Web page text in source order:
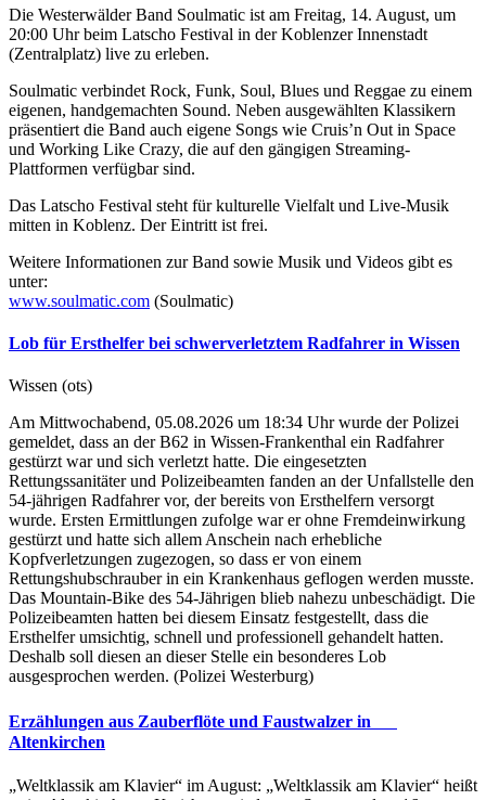
Die Westerwälder Band Soulmatic ist am Freitag, 14. August, um
20:00 Uhr beim Latscho Festival in der Koblenzer Innenstadt
(Zentralplatz) live zu erleben.
Soulmatic verbindet Rock, Funk, Soul, Blues und Reggae zu einem
eigenen, handgemachten Sound. Neben ausgewählten Klassikern
präsentiert die Band auch eigene Songs wie Cruis’n Out in Space
und Working Like Crazy, die auf den gängigen Streaming-
Plattformen verfügbar sind.
Das Latscho Festival steht für kulturelle Vielfalt und Live-Musik
mitten in Koblenz. Der Eintritt ist frei.
Weitere Informationen zur Band sowie Musik und Videos gibt es
unter:
www.soulmatic.com (Soulmatic)
Lob für Ersthelfer bei schwerverletztem Radfahrer in Wissen
Wissen (ots)
Am Mittwochabend, 05.08.2026 um 18:34 Uhr wurde der Polizei
gemeldet, dass an der B62 in Wissen-Frankenthal ein Radfahrer
gestürzt war und sich verletzt hatte. Die eingesetzten
Rettungssanitäter und Polizeibeamten fanden an der Unfallstelle den
54-jährigen Radfahrer vor, der bereits von Ersthelfern versorgt
wurde. Ersten Ermittlungen zufolge war er ohne Fremdeinwirkung
gestürzt und hatte sich allem Anschein nach erhebliche
Kopfverletzungen zugezogen, so dass er von einem
Rettungshubschrauber in ein Krankenhaus geflogen werden musste.
Das Mountain-Bike des 54-Jährigen blieb nahezu unbeschädigt. Die
Polizeibeamten hatten bei diesem Einsatz festgestellt, dass die
Ersthelfer umsichtig, schnell und professionell gehandelt hatten.
Deshalb soll diesen an dieser Stelle ein besonderes Lob
ausgesprochen werden. (Polizei Westerburg)
Erzählungen aus Zauberflöte und Faustwalzer in
Altenkirchen
„Weltklassik am Klavier“ im August: „Weltklassik am Klavier“ heißt